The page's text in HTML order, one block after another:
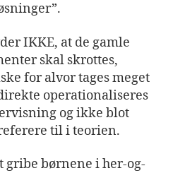
IKKE, at de gamle
skal skrottes,
for alvor tages meget
operationaliseres
og ikke blot
til i teorien.
gribe børnene i her-og-